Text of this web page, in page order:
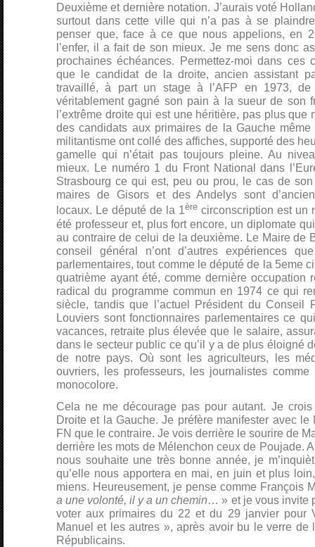
Deuxième et dernière notation. J’aurais voté
surtout dans cette ville qui n’a pas à se
penser que, face à ce que nous appelions, en
l’enfer, il a fait de son mieux. Je me sens donc
prochaines échéances. Permettez-moi dans ces
que le candidat de la droite, ancien assistant
travaillé, à part un stage à l’AFP en 1973, de
véritablement gagné son pain à la sueur de son
l’extrême droite qui est une héritière, pas plus que
des candidats aux primaires de la Gauche
militantisme ont collé des affiches, supporté des
gamelle qui n’était pas toujours pleine. Au
mieux. Le numéro 1 du Front National dans
Strasbourg ce qui est, peu ou prou, le cas de
maires de Gisors et des Andelys sont
locaux. Le député de la 1ère circonscription est un
été professeur et, plus fort encore, un diplomate
au contraire de celui de la deuxième. Le Maire de
conseil général n’ont d’autres expériences
parlementaires, tout comme le député de la 5eme
quatrième ayant été, comme dernière occupation
radical du programme commun en 1974 ce qui
siècle, tandis que l’actuel Président du Conseil
Louviers sont fonctionnaires parlementaires ce
vacances, retraite plus élevée que le salaire,
dans le secteur public ce qu’il y a de plus éloigné
de notre pays. Où sont les agriculteurs, les
ouvriers, les professeurs, les journalistes comme
monocolore.
Cela ne me décourage pas pour autant. Je
Droite et la Gauche. Je préfère manifester avec
FN que le contraire. Je vois derrière le sourire de
derrière les mots de Mélenchon ceux de Poujade.
nous souhaite une très bonne année, je
qu’elle nous apportera en mai, en juin et plus
miens. Heureusement, je pense comme François
a une volonté, il y a un chemin… » et je vous invite
voter aux primaires du 22 et du 29 janvier pour
Manuel et les autres », après avoir bu le verre de
Républicains.